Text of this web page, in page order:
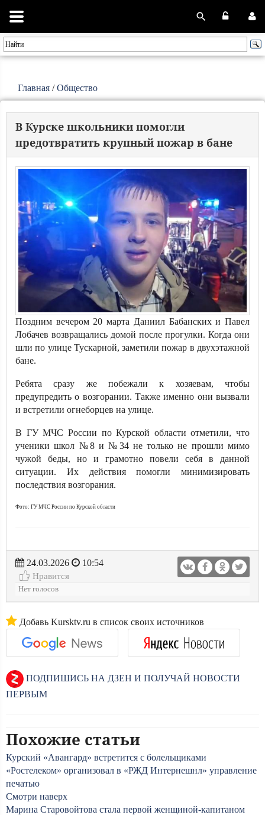
Главная /Общество
В Курске школьники помогли
предотвратить крупный пожар в бане
Поздним вечером 20 марта Даниил Бабанских и Павел
Лобачев возвращались домой после прогулки. Когда они
шли по улице Тускарной, заметили пожар в двухэтажной
бане.
Ребята сразу же побежали к хозяевам, чтобы
предупредить о возгорании. Также именно они вызвали
и встретили огнеборцев на улице.
В ГУ МЧС России по Курской области отметили, что
ученики школ №8 и №34 не только не прошли мимо
чужой беды, но и грамотно повели себя в данной
ситуации. Их действия помогли минимизировать
последствия возгорания.
Фото: ГУ МЧС России по Курской области
24.03.2026
10:54
Нравится
Нет голосов
Добавь Kursktv.ru в список своих источников
ПОДПИШИСЬ НА ДЗЕН И ПОЛУЧАЙ НОВОСТИ
ПЕРВЫМ
Похожие статьи
Курский «Авангард» встретится с болельщиками
«Ростелеком» организовал в «РЖД Интернешнл» управление
печатью
Смотри наверх
Марина Старовойтова стала первой женщиной-капитаном